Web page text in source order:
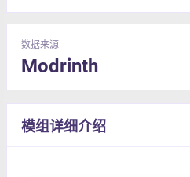
数据来源
Modrinth
模组详细介绍